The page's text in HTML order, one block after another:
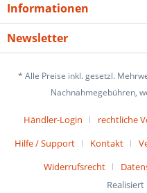
Informationen
Newsletter
* Alle Preise inkl. gesetzl.
Nachnahmegebühren,
Händler-Login rechtliche
Hilfe / Support
Kontakt
Widerrufsrecht